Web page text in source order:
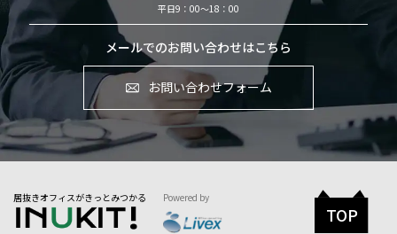
平日9：00～18：00
メールでのお問い合わせはこちら
お問い合わせフォーム
居抜きオフィスがきっとみつかる Powered by
TOP